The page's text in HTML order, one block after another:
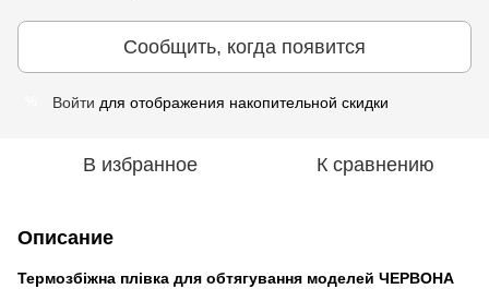
Сообщить, когда появится
Войти для отображения накопительной скидки
В избранное К сравнению
Описание
Термозбіжна плівка для обтягування моделей ЧЕРВОНА